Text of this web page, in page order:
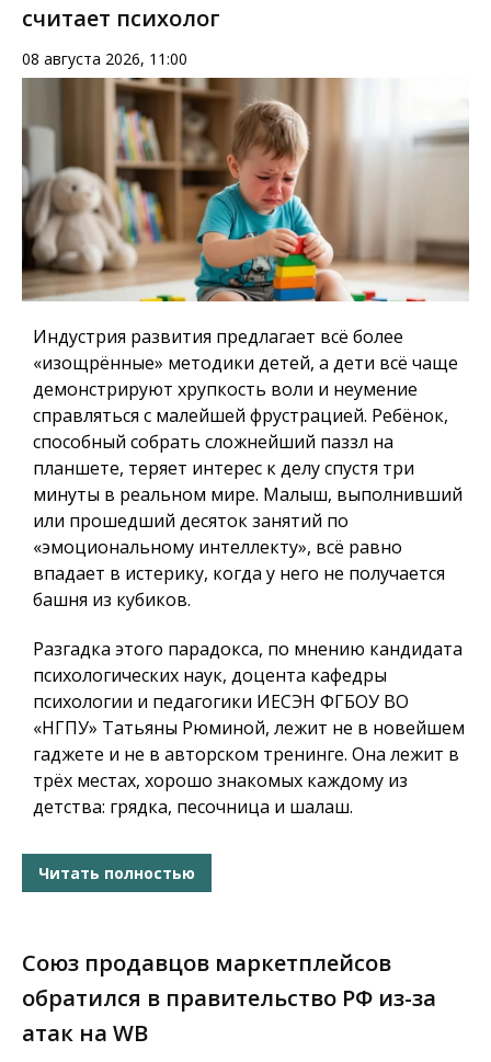
считает психолог
08 августа 2026, 11:00
Индустрия развития предлагает всё более
«изощрённые» методики детей, а дети всё чаще
демонстрируют хрупкость воли и неумение
справляться с малейшей фрустрацией. Ребёнок,
способный собрать сложнейший паззл на
планшете, теряет интерес к делу спустя три
минуты в реальном мире. Малыш, выполнивший
или прошедший десяток занятий по
«эмоциональному интеллекту», всё равно
впадает в истерику, когда у него не получается
башня из кубиков.
Разгадка этого парадокса, по мнению кандидата
психологических наук, доцента кафедры
психологии и педагогики ИЕСЭН ФГБОУ ВО
«НГПУ» Татьяны Рюминой, лежит не в новейшем
гаджете и не в авторском тренинге. Она лежит в
трёх местах, хорошо знакомых каждому из
детства: грядка, песочница и шалаш.
Читать полностью
Союз продавцов маркетплейсов
обратился в правительство РФ из-за
атак на WB